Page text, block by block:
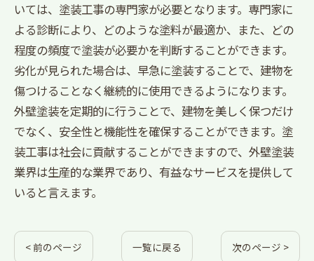
いては、塗装工事の専門家が必要となります。専門家に
よる診断により、どのような塗料が最適か、また、どの
程度の頻度で塗装が必要かを判断することができます。
劣化が見られた場合は、早急に塗装することで、建物を
傷つけることなく継続的に使用できるようになります。
外壁塗装を定期的に行うことで、建物を美しく保つだけ
でなく、安全性と機能性を確保することができます。塗
装工事は社会に貢献することができますので、外壁塗装
業界は生産的な業界であり、有益なサービスを提供して
いると言えます。
< 前のページ 一覧に戻る 次のページ >